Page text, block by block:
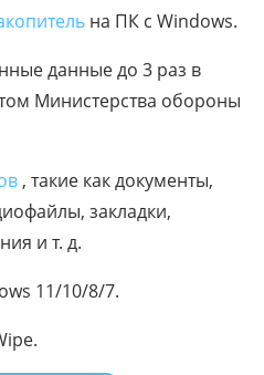
на ПК с Windows.
данные до 3 раз в
Министерства обороны
, такие как документы,
закладки,
и т. д.
11/10/8/7.